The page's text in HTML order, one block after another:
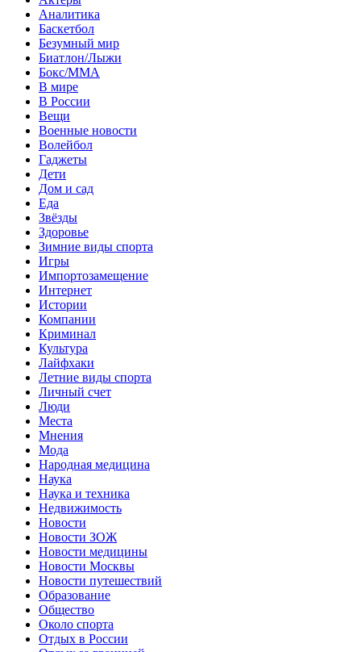
Аналитика
Баскетбол
Безумный мир
Биатлон/Лыжи
Бокс/MMA
В мире
В России
Вещи
Военные новости
Волейбол
Гаджеты
Дети
Дом и сад
Еда
Звёзды
Здоровье
Зимние виды спорта
Игры
Импортозамещение
Интернет
Истории
Компании
Криминал
Культура
Лайфхаки
Летние виды спорта
Личный счет
Люди
Места
Мнения
Мода
Народная медицина
Наука
Наука и техника
Недвижимость
Новости
Новости ЗОЖ
Новости медицины
Новости Москвы
Новости путешествий
Образование
Общество
Около спорта
Отдых в России